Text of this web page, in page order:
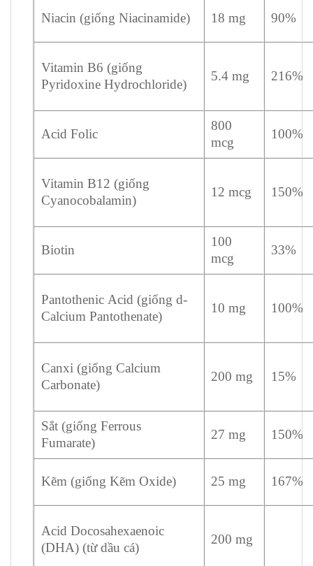
Niacin (giống Niacinamide) 18 mg 90%
Vitamin B6 (giống
Pyridoxine Hydrochloride)
5.4 mg 216%
Acid Folic
800
mcg
100%
Vitamin B12 (giống
Cyanocobalamin)
12 mcg 150%
Biotin
100
mcg
33%
Pantothenic Acid (giống d-
Calcium Pantothenate)
10 mg 100%
Canxi (giống Calcium
Carbonate)
200 mg 15%
Sắt (giống Ferrous
Fumarate)
27 mg 150%
Kẽm (giống Kẽm Oxide) 25 mg 167%
Acid Docosahexaenoic
(DHA) (từ dầu cá)
200 mg